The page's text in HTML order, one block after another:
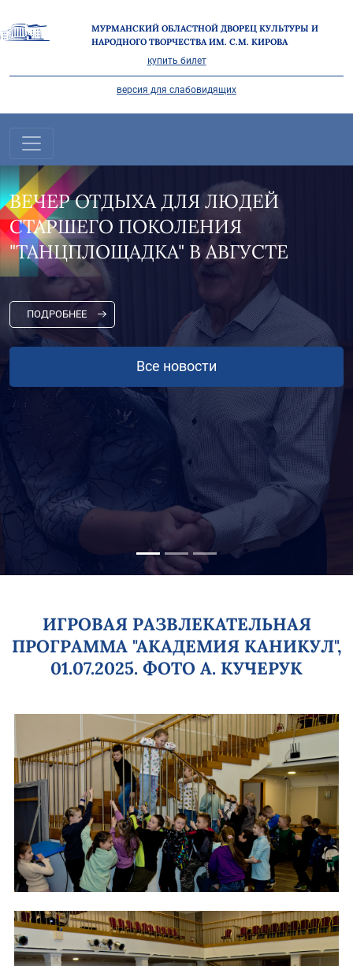
МУРМАНСКИЙ ОБЛАСТНОЙ ДВОРЕЦ КУЛЬТУРЫ И
НАРОДНОГО ТВОРЧЕСТВА ИМ. С.М. КИРОВА
купить билет
версия для слабовидящих
"НА СЕВЕРЕ ЛЕТО" В САМОМ
РАЗГАРЕ!
ПОДРОБНЕЕ
Все новости
ИГРОВАЯ РАЗВЛЕКАТЕЛЬНАЯ
ПРОГРАММА "АКАДЕМИЯ КАНИКУЛ",
01.07.2025. ФОТО А. КУЧЕРУК